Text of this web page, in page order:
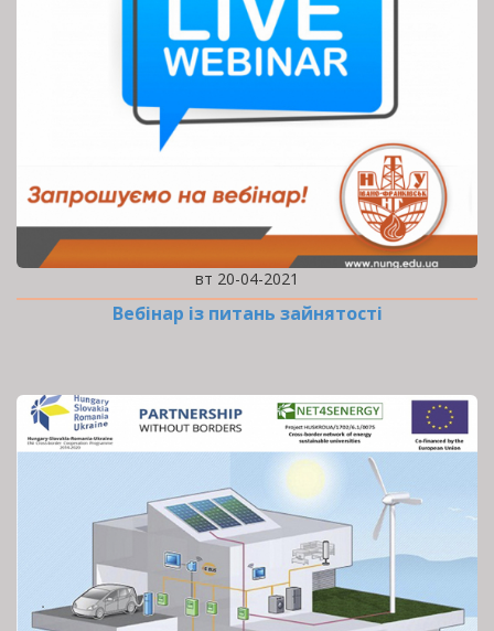
вт 20-04-2021
Вебінар із питань зайнятості